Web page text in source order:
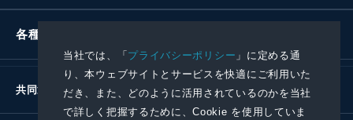
当社では、「プライバシーポリシー 」に定める通
り、本ウェブサイトとサービスを快適にご利用いた
だき、また、どのように活用されているのかを当社
で詳しく把握するために、Cookie を使用していま
各種お問い合わせ
共同通信社グループ